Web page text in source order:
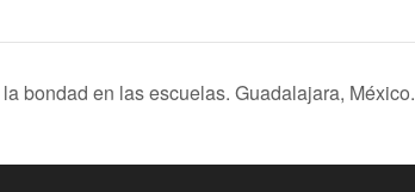
bondad en las escuelas. Guadalajara, México.